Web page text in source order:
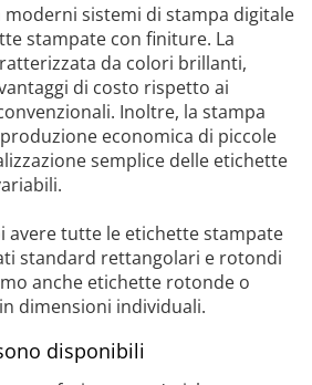
sistemi di stampa digitale
stampate con finiture. La
da colori brillanti,
di costo rispetto ai
Inoltre, la stampa
economica di piccole
semplice delle etichette
avere tutte le etichette stampate
standard rettangolari e rotondi
anche etichette rotonde o
dimensioni individuali.
disponibili